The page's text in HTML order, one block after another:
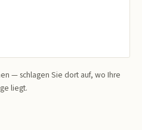
— schlagen Sie dort auf, wo Ihre
liegt.